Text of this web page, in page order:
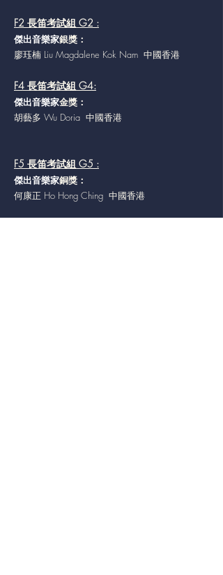
F2 長笛考試組 G2 :
傑出音樂家銀獎：
廖珏楠 Liu Magdalene Kok Nam 中國香港
F4 長笛考試組 G4:
傑出音樂家金獎：
胡藝多 Wu Doria 中國香港
F5 長笛考試組 G5 :
傑出音樂家銅獎：
何康正 Ho Hong Ching 中國香港